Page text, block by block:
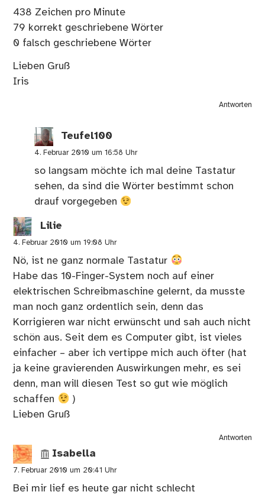
438 Zeichen pro Minute
79 korrekt geschriebene Wörter
0 falsch geschriebene Wörter
Lieben Gruß
Iris
Antworten
Teufel100
4. Februar 2010 um 16:58 Uhr
so langsam möchte ich mal deine Tastatur
sehen, da sind die Wörter bestimmt schon
drauf vorgegeben
Lilie
4. Februar 2010 um 19:08 Uhr
Nö, ist ne ganz normale Tastatur
Habe das 10-Finger-System noch auf einer
elektrischen Schreibmaschine gelernt, da musste
man noch ganz ordentlich sein, denn das
Korrigieren war nicht erwünscht und sah auch nicht
schön aus. Seit dem es Computer gibt, ist vieles
einfacher – aber ich vertippe mich auch öfter (hat
ja keine gravierenden Auswirkungen mehr, es sei
denn, man will diesen Test so gut wie möglich
schaffen
)
Lieben Gruß
Antworten
Isabella
7. Februar 2010 um 20:41 Uhr
Bei mir lief es heute gar nicht schlecht